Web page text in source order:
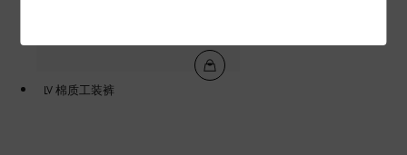
LV 棉质工装裤